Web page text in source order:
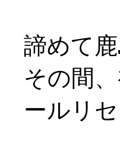
諦めて
その間
ールリ